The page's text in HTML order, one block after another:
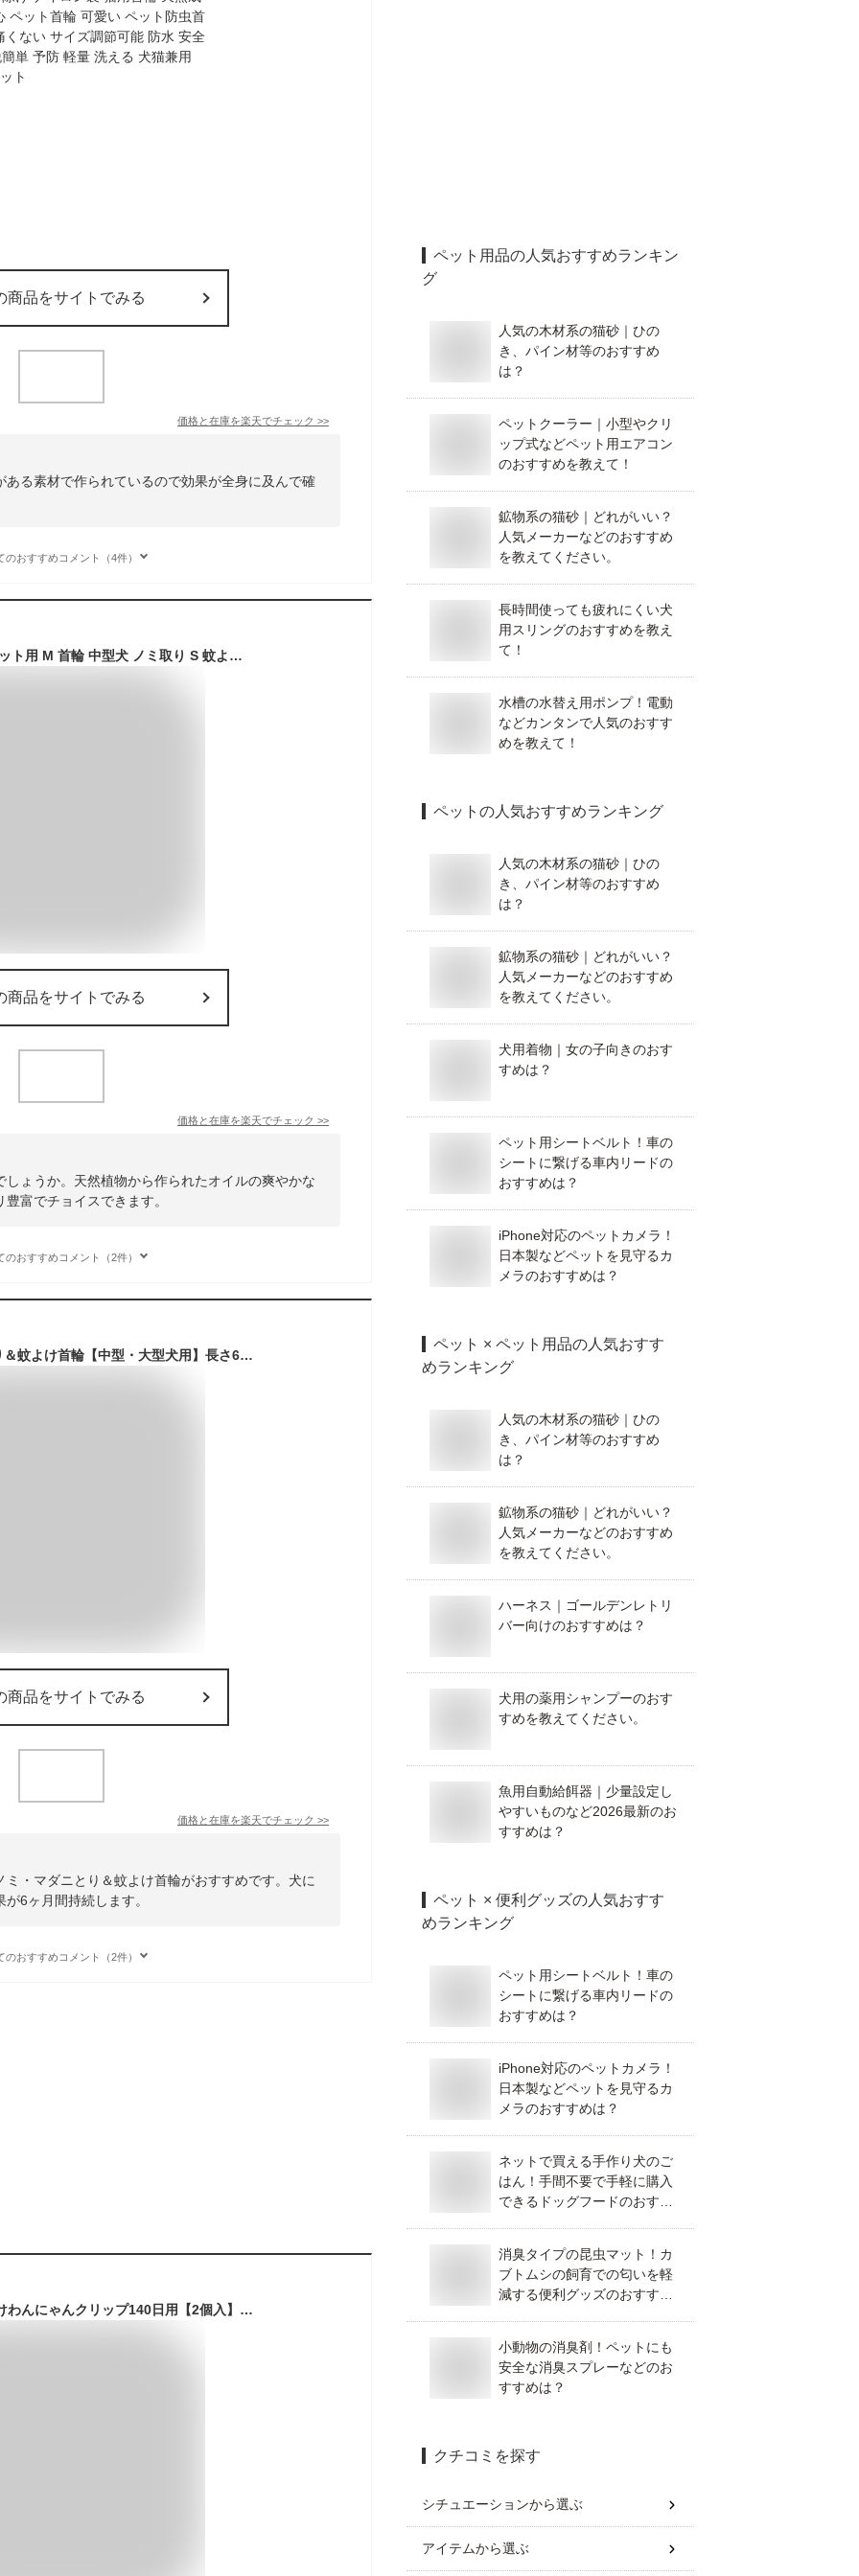
商品をサイトでみる
価格と在庫を楽天でチェック >>
る素材で作られているので効果が全身に及んで確
のおすすめコメント（4件）
ダニ取り猫用 防虫 ペット用 M 首輪 中型犬 ノミ取り S 蚊よけ首輪 L ノミとり 小型犬 衛生用品 虫除け用品 猫用品 ネコちゃん ワンちゃん マダニとり のみとり 大型犬 犬用品 ペット用品 グッズ おしゃれ かわいい
商品をサイトでみる
価格と在庫を楽天でチェック >>
ょうか。天然植物から作られたオイルの爽やかな
富でチョイスできます。
のおすすめコメント（2件）
アース 薬用ノミとり＆蚊よけ首輪【中型・大型犬用】長さ60cm【メール便対応※何点でも送料250円、代金引換不可】 【セール品！】防虫・虫除け用品/首輪タイプ ノミ取り首輪 ノミ・マダニとり 犬 ノミダニ 薬 犬ダニ予防薬 ノミダニ駆除薬
商品をサイトでみる
価格と在庫を楽天でチェック >>
・マダニとり＆蚊よけ首輪がおすすめです。犬に
6ヶ月間持続します。
のおすすめコメント（2件）
アース・ペット 虫よけわんにゃんクリップ140日用【2個入】 犬猫用 無香料 おでかけ用 雨でも使える ミニサイズ
ペット用品の人気おすすめランキン
グ
人気の木材系の猫砂｜ひの
き、パイン材等のおすすめ
は？
ペットクーラー｜小型やクリ
ップ式などペット用エアコン
のおすすめを教えて！
鉱物系の猫砂｜どれがいい？
人気メーカーなどのおすすめ
を教えてください。
長時間使っても疲れにくい犬
用スリングのおすすめを教え
て！
水槽の水替え用ポンプ！電動
などカンタンで人気のおすす
めを教えて！
ペット の人気おすすめランキング
人気の木材系の猫砂｜ひの
き、パイン材等のおすすめ
は？
鉱物系の猫砂｜どれがいい？
人気メーカーなどのおすすめ
を教えてください。
犬用着物｜女の子向きのおす
すめは？
ペット用シートベルト！車の
シートに繋げる車内リードの
おすすめは？
iPhone対応のペットカメラ！
日本製などペットを見守るカ
メラのおすすめは？
ペット × ペット用品の人気おすす
めランキング
人気の木材系の猫砂｜ひの
き、パイン材等のおすすめ
は？
鉱物系の猫砂｜どれがいい？
人気メーカーなどのおすすめ
を教えてください。
ハーネス｜ゴールデンレトリ
バー向けのおすすめは？
犬用の薬用シャンプーのおす
すめを教えてください。
魚用自動給餌器｜少量設定し
やすいものなど2026最新のお
すすめは？
ペット × 便利グッズの人気おすす
めランキング
ペット用シートベルト！車の
シートに繋げる車内リードの
おすすめは？
iPhone対応のペットカメラ！
日本製などペットを見守るカ
メラのおすすめは？
ネットで買える手作り犬のご
はん！手間不要で手軽に購入
できるドッグフードのおすす
消臭タイプの昆虫マット！カ
ブトムシの飼育での匂いを軽
減する便利グッズのおすすめ
小動物の消臭剤！ペットにも
安全な消臭スプレーなどのお
すすめは？
クチコミを探す
シチュエーションから選ぶ
アイテムから選ぶ